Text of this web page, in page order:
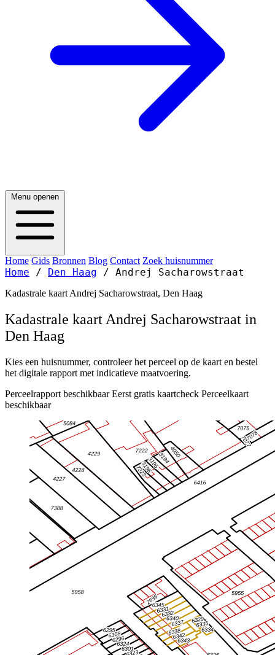
Menu openen
Home Gids Bronnen Blog Contact Zoek huisnummer
Home / Den Haag / Andrej Sacharowstraat
Kadastrale kaart Andrej Sacharowstraat, Den Haag
Kadastrale kaart Andrej Sacharowstraat in
Den Haag
Kies een huisnummer, controleer het perceel op de kaart en bestel
het digitale rapport met indicatieve maatvoering.
Perceelrapport beschikbaar Eerst gratis kaartcheck Perceelkaart
beschikbaar